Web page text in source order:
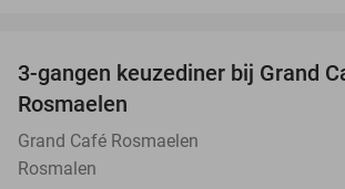
3-gangen keuzediner bij Grand
Rosmaelen
Grand Café Rosmaelen
Rosmalen